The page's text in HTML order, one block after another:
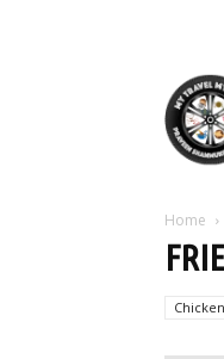
Travel
My
Taste
Home